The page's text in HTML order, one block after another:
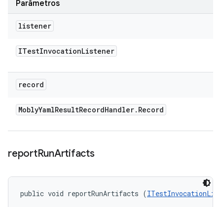
Parâmetros
listener
ITestInvocationListener
record
MoblyYamlResultRecordHandler. Record
reportRunArtifacts
public void reportRunArtifacts (